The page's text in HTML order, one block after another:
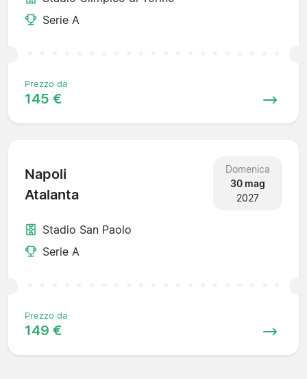
Serie A
Prezzo da
145 €
Napoli
Atalanta
Domenica
30 mag
2027
Stadio San Paolo
Serie A
Prezzo da
149 €